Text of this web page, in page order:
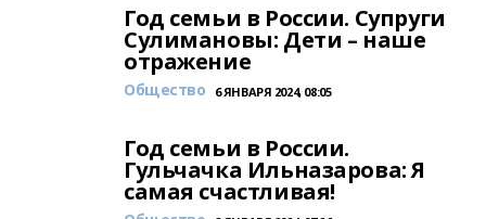
Год семьи в России. Супруги
Сулимановы: Дети – наше
отражение
Общество 6 ЯНВАРЯ 2024, 08:05
Год семьи в России.
Гульчачка Ильназарова: Я
самая счастливая!